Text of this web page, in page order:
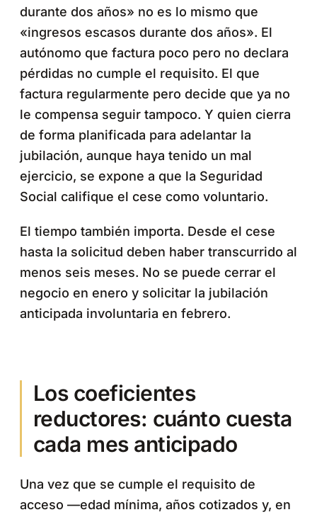
durante dos años» no es lo mismo que
«ingresos escasos durante dos años». El
autónomo que factura poco pero no declara
pérdidas no cumple el requisito. El que
factura regularmente pero decide que ya no
le compensa seguir tampoco. Y quien cierra
de forma planificada para adelantar la
jubilación, aunque haya tenido un mal
ejercicio, se expone a que la Seguridad
Social califique el cese como voluntario.
El tiempo también importa. Desde el cese
hasta la solicitud deben haber transcurrido al
menos seis meses. No se puede cerrar el
negocio en enero y solicitar la jubilación
anticipada involuntaria en febrero.
Los coeficientes
reductores: cuánto cuesta
cada mes anticipado
Una vez que se cumple el requisito de
acceso —edad mínima, años cotizados y, en